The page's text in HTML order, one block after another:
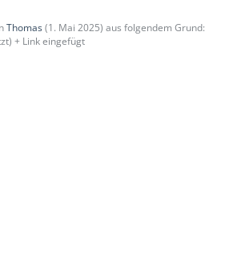
Thomas(1. Mai 2025) aus folgendem Grund:
+ Link eingefügt